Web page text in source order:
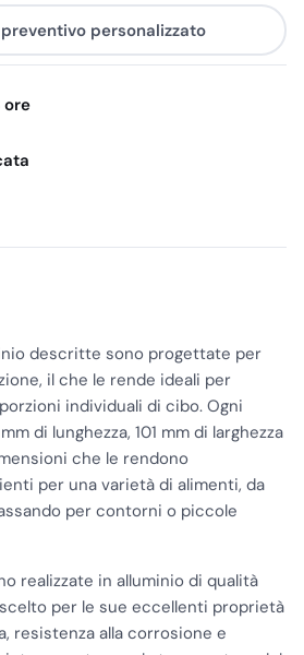
personalizzato
ore
descritte sono progettate per
il che le rende ideali per
individuali di cibo. Ogni
di lunghezza, 101 mm di larghezza
che le rendono
per una varietà di alimenti, da
per contorni o piccole
realizzate in alluminio di qualità
per le sue eccellenti proprietà
resistenza alla corrosione e